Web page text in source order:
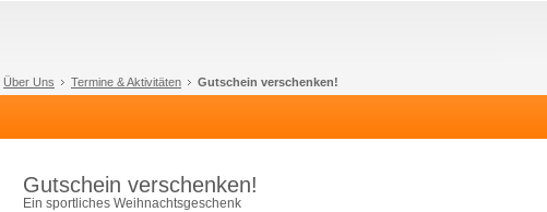
Über Uns Termine & Aktivitäten Gutschein verschenken!
Gutschein verschenken!
Ein sportliches Weihnachtsgeschenk